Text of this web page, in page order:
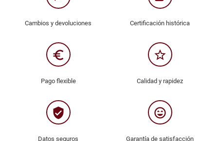
Cambios y devoluciones Certificación histórica
euro_symbol
Pago flexible
star_border
Calidad y rapidez
verified_user
Datos seguros
sentiment_very_satisfied
Garantía de satisfacción